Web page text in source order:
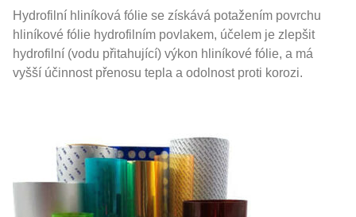
Hydrofilní hliníková fólie se získává potažením povrchu
hliníkové fólie hydrofilním povlakem, účelem je zlepšit
hydrofilní (vodu přitahující) výkon hliníkové fólie, a má
vyšší účinnost přenosu tepla a odolnost proti korozi.